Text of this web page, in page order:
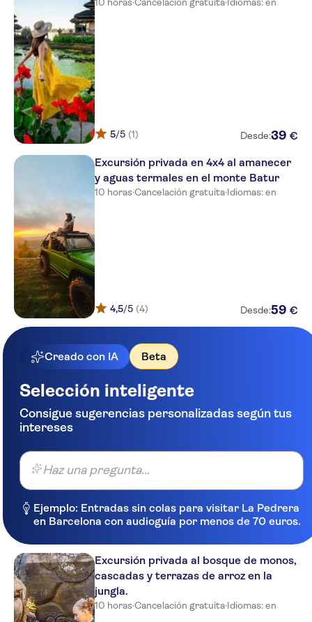
5/5 (1) Desde:39 €
Excursión privada en 4x4 al amanecer
y aguas termales en el monte Batur
10 horas·Cancelación gratuita·Idiomas: en
4,5/5 (4) Desde:59 €
Creado con IA Beta
Selección inteligente
Consigue sugerencias personalizadas según tus
intereses
Haz una pregunta...
Ejemplo: Entradas sin colas para visitar La Pedrera
en Barcelona con audioguía por menos de 70 euros.
Excursión privada al bosque de monos,
cascadas y terrazas de arroz en la
jungla.
10 horas·Cancelación gratuita·Idiomas: en